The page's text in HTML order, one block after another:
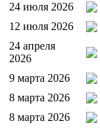
24 июля 2026
12 июля 2026
24 апреля
2026
9 марта 2026
8 марта 2026
8 марта 2026